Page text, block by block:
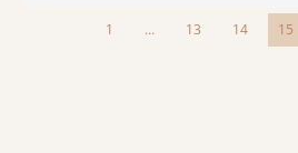
1 … 13 14 15